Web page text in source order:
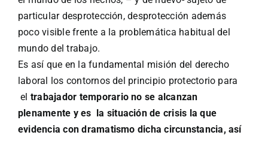
particular desprotección, desprotección además
poco visible frente a la problemática habitual del
mundo del trabajo.
Es así que en la fundamental misión del derecho
laboral los contornos del principio protectorio para
el trabajador temporario no se alcanzan
plenamente y es la situación de crisis la que
evidencia con dramatismo dicha circunstancia, así